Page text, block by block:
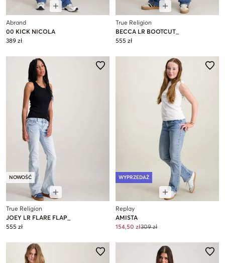
Abrand
00 KICK NICOLA
389 zł
True Religion
BECCA LR BOOTCUT_
555 zł
NOWOŚĆ
True Religion
JOEY LR FLARE FLAP_
555 zł
WYPRZEDAŻ
Replay
AMISTA
154,50 zł309 zł